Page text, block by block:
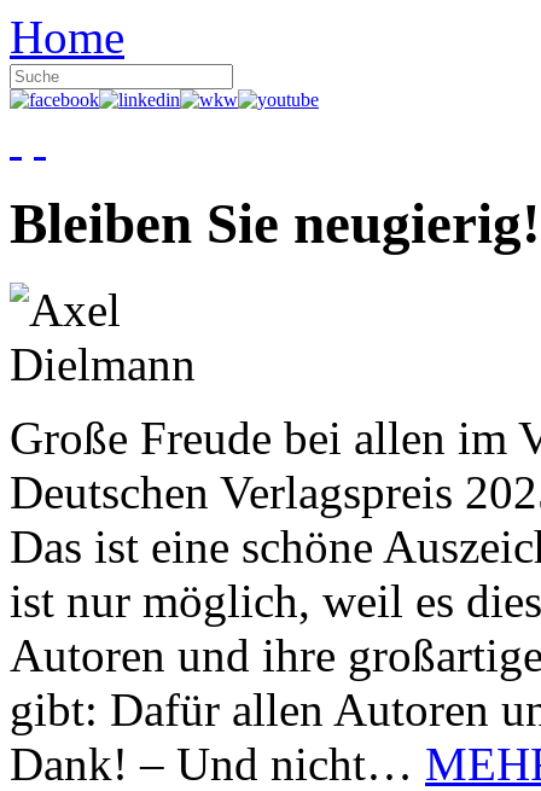
Home
Bleiben Sie neugierig!
Große Freude bei allen im
Deutschen Verlagspreis
Das ist eine schöne
ist nur möglich, weil es
Autoren und ihre
gibt: Dafür allen Autoren
Dank! – Und nicht…